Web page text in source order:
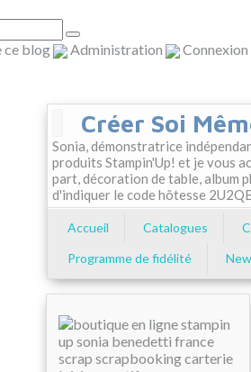
ce blog Administration Connexion
Créer Soi
Sonia, démonstratrice
produits Stampin'Up! et je vous
part, décoration de table, album
d'indiquer le code hôtesse
Accueil Catalogues
Programme de fidélité